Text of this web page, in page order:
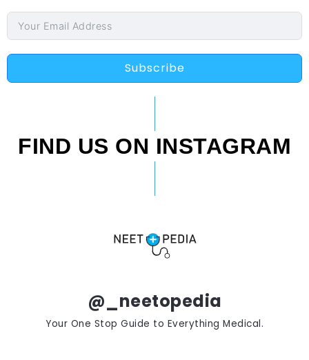
Subscribe
FIND US ON INSTAGRAM
@_neetopedia
Your One Stop Guide to Everything Medical.